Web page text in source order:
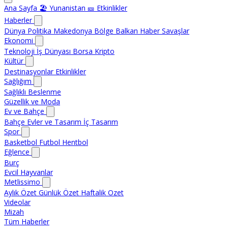
Ana Sayfa 🏖️ Yunanistan 🎫 Etkinlikler
Haberler
Dünya Politika Makedonya Bölge Balkan HaberSavaşlar
Ekonomi
Teknoloji İş Dünyası Borsa Kripto
Kültür
Destinasyonlar Etkinlikler
Sağlığım
Sağlıklı Beslenme
Güzellik ve Moda
Ev ve Bahçe
Bahçe Evler ve Tasarım İç Tasarım
Spor
Basketbol Futbol Hentbol
Eğlence
Burç
Evcil Hayvanlar
Metlissimo
Aylık Özet Günlük Özet Haftalik Ozet
Videolar
Mizah
Tüm Haberler